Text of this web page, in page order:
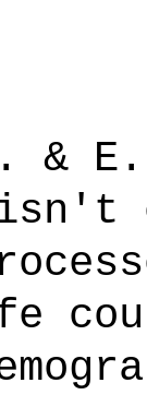
&
isn't